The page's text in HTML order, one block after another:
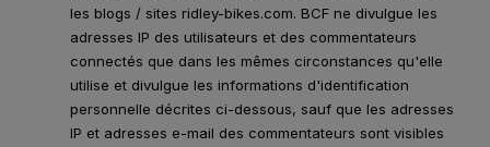
les blogs / sites ridley-bikes.com. BCF ne divulgue les
adresses IP des utilisateurs et des commentateurs
connectés que dans les mêmes circonstances qu'elle
utilise et divulgue les informations d'identification
personnelle décrites ci-dessous, sauf que les adresses
IP et adresses e-mail des commentateurs sont visibles